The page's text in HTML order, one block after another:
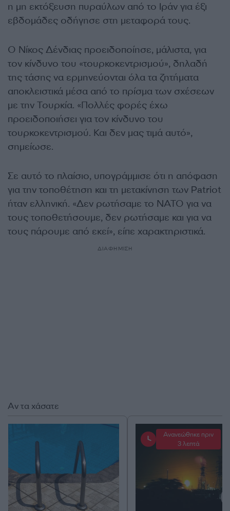
η μη εκτόξευση πυραύλων από το Ιράν για έξι
εβδομάδες οδήγησε στη μεταφορά τους.
Ο Νίκος Δένδιας προειδοποίησε, μάλιστα, για
τον κίνδυνο του «τουρκοκεντρισμού», δηλαδή
της τάσης να ερμηνεύονται όλα τα ζητήματα
αποκλειστικά μέσα από το πρίσμα των σχέσεων
με την Τουρκία. «Πολλές φορές έχω
προειδοποιήσει για τον κίνδυνο του
τουρκοκεντρισμού. Και δεν μας τιμά αυτό»,
σημείωσε.
Σε αυτό το πλαίσιο, υπογράμμισε ότι η απόφαση
για την τοποθέτηση και τη μετακίνηση των Patriot
ήταν ελληνική. «Δεν ρωτήσαμε το ΝΑΤΟ για να
τους τοποθετήσουμε, δεν ρωτήσαμε και για να
τους πάρουμε από εκεί», είπε χαρακτηριστικά.
ΔΙΑΦΗΜΙΣΗ
Αν τα χάσατε
Ανανεώθηκε πριν
3 λεπτά